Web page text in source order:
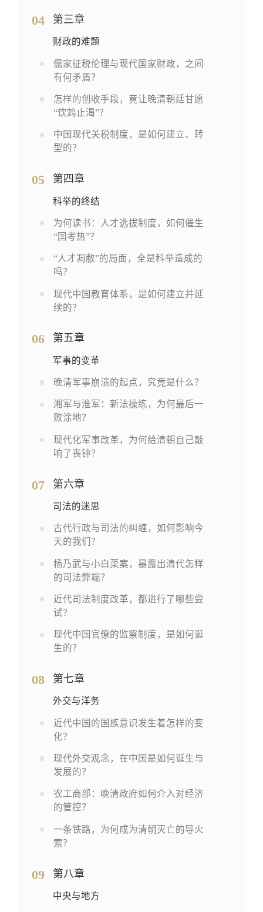
04 第三章
财政的难题
儒家征税伦理与现代国家财政，之间
有何矛盾？
怎样的创收手段，竟让晚清朝廷甘愿
“饮鸩止渴”？
中国现代关税制度，是如何建立、转
型的？
05 第四章
科举的终结
为何读书：人才选拔制度，如何催生
“国考热”？
“人才凋敝”的局面，全是科举造成的
吗？
现代中国教育体系，是如何建立并延
续的？
06 第五章
军事的变革
晚清军事崩溃的起点，究竟是什么？
湘军与淮军：新法操练，为何最后一
败涂地？
现代化军事改革，为何给清朝自己敲
响了丧钟？
07 第六章
司法的迷思
古代行政与司法的纠缠，如何影响今
天的我们？
杨乃武与小白菜案，暴露出清代怎样
的司法弊端？
近代司法制度改革，都进行了哪些尝
试？
现代中国官僚的监察制度，是如何诞
生的？
08 第七章
外交与洋务
近代中国的国族意识发生着怎样的变
化？
现代外交观念，在中国是如何诞生与
发展的？
农工商部：晚清政府如何介入对经济
的管控？
一条铁路，为何成为清朝灭亡的导火
索？
09 第八章
中央与地方